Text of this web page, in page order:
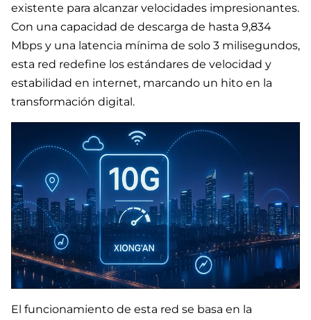
existente para alcanzar velocidades impresionantes.
Con una capacidad de descarga de hasta 9,834
Mbps y una latencia mínima de solo 3 milisegundos,
esta red redefine los estándares de velocidad y
estabilidad en internet, marcando un hito en la
transformación digital.
El funcionamiento de esta red se basa en la